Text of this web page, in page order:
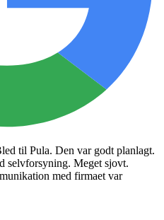
til Pula. Den var godt planlagt.
selvforsyning. Meget sjovt.
med firmaet var